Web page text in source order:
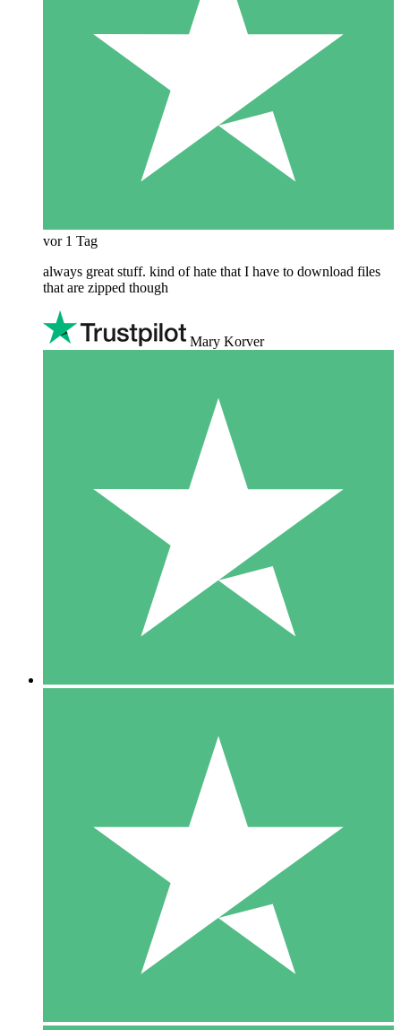
vor 1 Tag
always great stuff. kind of hate that I have to download files
that are zipped though
Mary Korver